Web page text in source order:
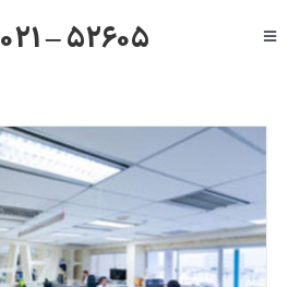
to
Toggle
گرنداستریم
میکروتیک
هایک ویژن
021 – 52605